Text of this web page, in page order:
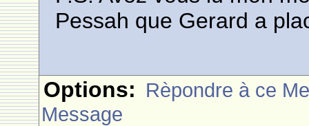
Pessah que Gerard a
Options: Rèpondre à ce
Message